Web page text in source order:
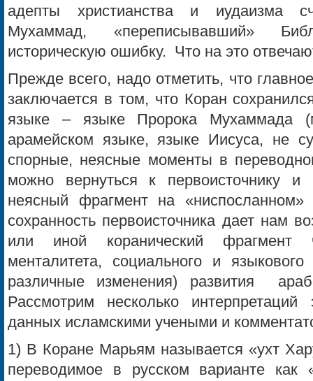
адепты христианства и иудаизма
Мухаммад, «переписывавший»
историческую ошибку. Что на это
Прежде всего, надо отметить, что
заключается в том, что Коран
языке – языке Пророка Мухаммада
арамейском языке, языке Иисуса, не
спорные, неясные моменты в
можно вернуться к первоисточнику и
неясный фрагмент на
сохранность первоисточника дает нам
или иной коранический фрагмент
менталитета, социального и
различные изменения) развития
Рассмотрим несколько интерпретаций
данных исламскими учеными и
1) В Коране Марьям называется «ухт
переводимое в русском варианте как